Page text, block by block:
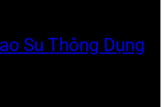
Su Thông Dụng